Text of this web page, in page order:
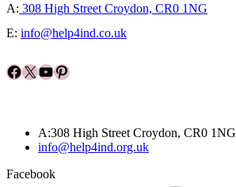
A: 308 High Street Croydon, CR0 1NG
E: info@help4ind.co.uk
Facebook
X YouTube
Pinterest
A:308 High Street Croydon, CR0 1NG
info@help4ind.org.uk
Facebook